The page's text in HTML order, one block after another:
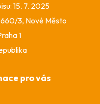
15. 7. 2025
3, Nové Město
1
pro vás